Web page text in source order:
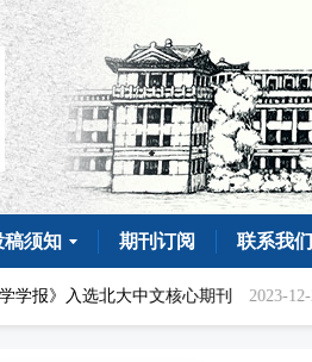
稿须知 期刊订阅 联系我们
入选北大中文核心期刊 2023-12-27